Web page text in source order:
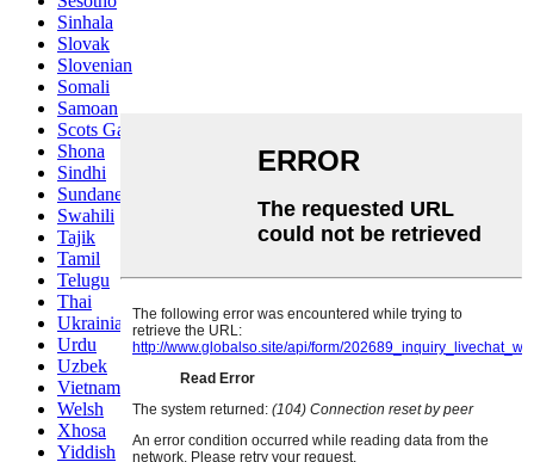
Sinhala
Slovak
Slovenian
Somali
Samoan
Scots Gaelic
Shona
Sindhi
Sundanese
Swahili
Tajik
Tamil
Telugu
Thai
Ukrainian
Urdu
Uzbek
Vietnamese
Welsh
Xhosa
Yiddish